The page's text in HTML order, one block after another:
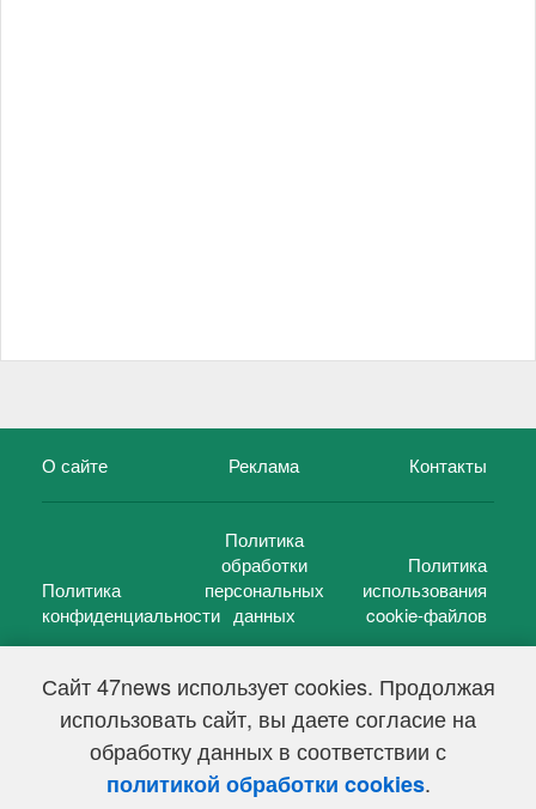
Сайт 47news использует cookies. Продолжая
использовать сайт, вы даете согласие на
обработку данных в соответствии с
политикой обработки cookies.
О сайте Реклама Контакты
Политика
конфиденциальности
Политика
обработки
персональных
данных
Политика
использования
cookie-файлов
47 новостей (47 news)2005 — 2026 г.
Свидетельство о регистрации СМИ Эл № ФС 77-39848, выдано
Федеральной службой по надзору в сфере связи,
информационных технологий и массовых коммуникаций